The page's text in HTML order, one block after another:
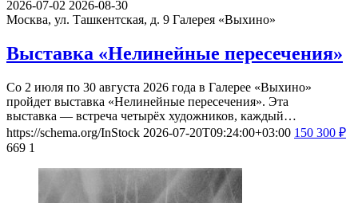
2026-07-02 2026-08-30
Москва, ул. Ташкентская, д. 9 Галерея «Выхино»
Выставка «Нелинейные пересечения»
Со 2 июля по 30 августа 2026 года в Галерее «Выхино»
пройдет выставка «Нелинейные пересечения». Эта
выставка — встреча четырёх художников, каждый…
https://schema.org/InStock 2026-07-20T09:24:00+03:00 150 300 ₽
669 1